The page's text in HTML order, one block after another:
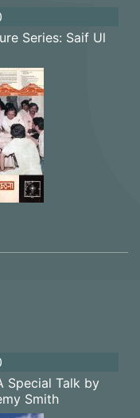
Series: Saif Ul
Special Talk by
Smith